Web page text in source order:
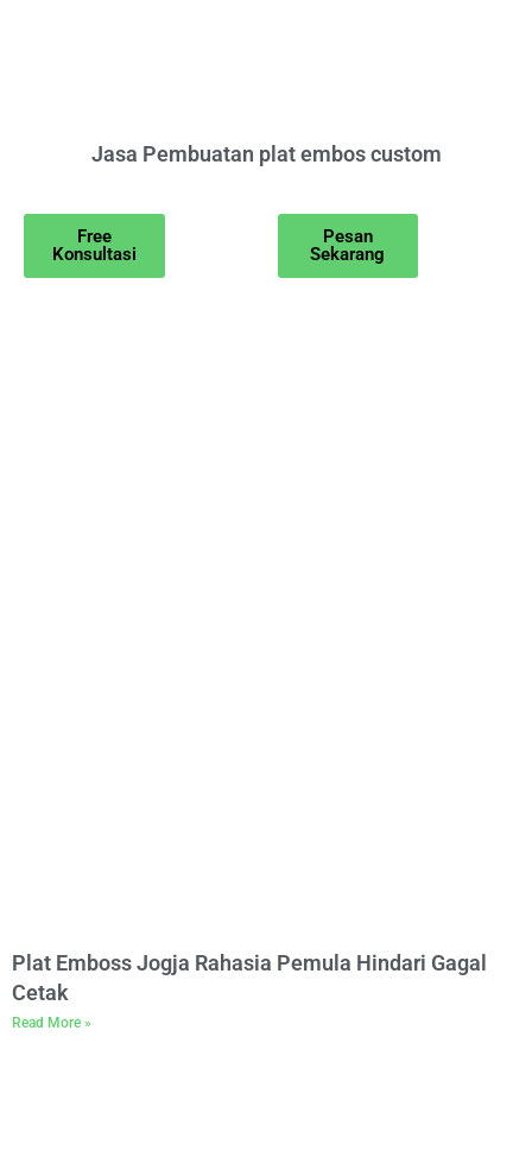
Jasa Pembuatan plat embos custom
Free
Konsultasi
Pesan
Sekarang
Plat Emboss Jogja Rahasia Pemula Hindari Gagal
Cetak
Read More »